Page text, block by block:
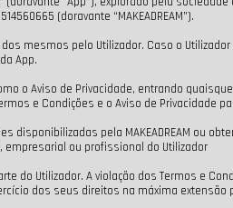
(doravante “MAKEADREAM”).
mesmos pelo Utilizador. Caso o
App.
o Aviso de Privacidade, entrando
e Condições e o Aviso de Privacidade
pela MAKEADREAM ou
ou profissional do Utilizador
do Utilizador. A violação dos Termos e
dos seus direitos na máxima extensão